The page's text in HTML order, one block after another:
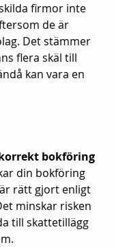
firmor inte
de är
Det stämmer
flera skäl till
kan vara en
bokföring
rätt gjort enligt
minskar risken
till skattetillägg